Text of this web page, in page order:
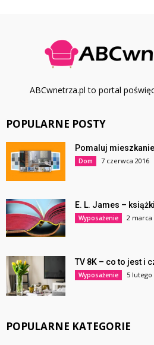
ABCwnetrza.pl to portal
POPULARNE POSTY
Pomaluj
Dom 7 czerwca 2016
E. L. James –
Wyposażenie 2 marca
TV 8K – co to jest i
Wyposażenie 5 lutego
POPULARNE KATEGORIE